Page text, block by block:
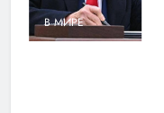
В МИРЕ